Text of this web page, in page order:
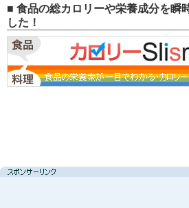
■ 食品の総カロリーや栄養成分を瞬
した！